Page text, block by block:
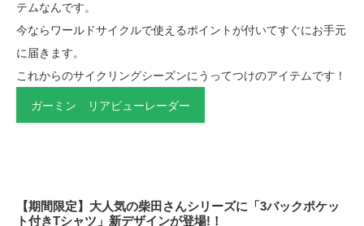
テムなんです。
今ならワールドサイクルで使えるポイントが付いてすぐにお手元
に届きます。
これからのサイクリングシーズンにうってつけのアイテムです！
ガーミン リアビューレーダー
【期間限定】大人気の柴田さんシリーズに「3バックポケッ
ト付きTシャツ」新デザインが登場!！